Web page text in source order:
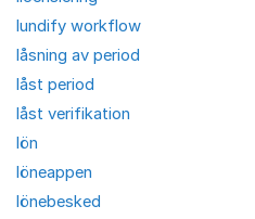
lundify workflow
låsning av period
låst period
låst verifikation
lön
löneappen
lönebesked